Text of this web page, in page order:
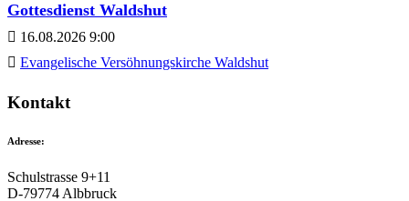
Gottesdienst Waldshut
16.08.2026 9:00
Evangelische Versöhnungskirche Waldshut
Kontakt
Adresse:
Schulstrasse 9+11
D-79774 Albbruck